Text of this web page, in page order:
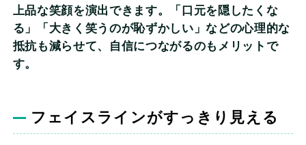
上品な笑顔を演出できます。「口元を隠したくな
る」「大きく笑うのが恥ずかしい」などの心理的な
抵抗も減らせて、自信につながるのもメリットで
す。
フェイスラインがすっきり見える